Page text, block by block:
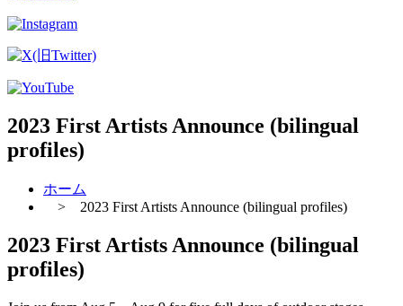
2023 First Artists Announce (bilingual
profiles)
ホーム
> 2023 First Artists Announce (bilingual profiles)
2023 First Artists Announce (bilingual
profiles)